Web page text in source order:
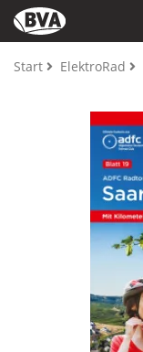
Start ElektroRad